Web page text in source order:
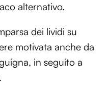
alternativo.
dei lividi su
motivata anche da
in seguito a